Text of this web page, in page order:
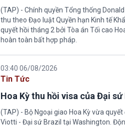
(TAP) - Chính quyền Tổng thống
thu theo Đạo luật Quyền hạn Kinh tế
quyết hồi tháng 2 bởi Tòa án Tối cao
hoàn toàn bất hợp pháp.
03:40 06/08/2026
Tin Tức
Hoa Kỳ thu hồi visa của Đại
(TAP) - Bộ Ngoại giao Hoa Kỳ vừa
Viotti - Đại sứ Brazil tại Washington.